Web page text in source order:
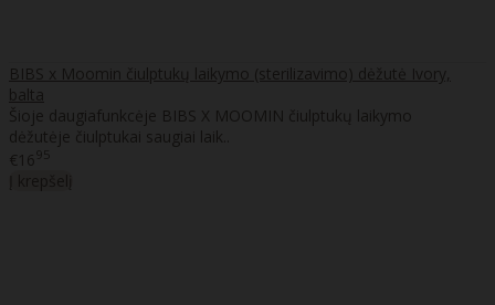
BIBS x Moomin čiulptukų laikymo (sterilizavimo) dėžutė Ivory,
balta
Šioje daugiafunkcėje BIBS X MOOMIN čiulptukų laikymo
dėžutėje čiulptukai saugiai laik..
€1695